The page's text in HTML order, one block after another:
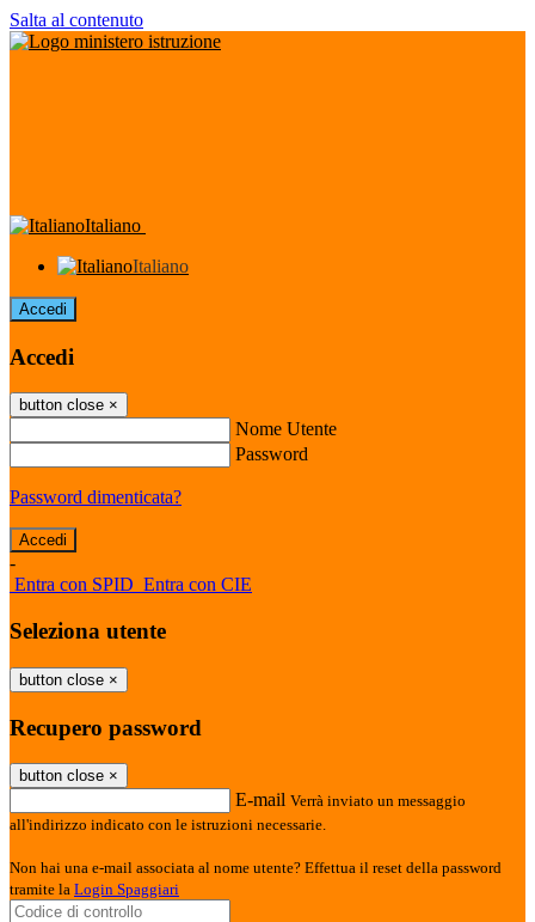
Salta al contenuto
Italiano
Italiano
Accedi
Accedi
button close ×
Nome Utente
Password
Password dimenticata?
-
Entra con SPID Entra con CIE
Seleziona utente
button close ×
Recupero password
button close ×
E-mail Verrà inviato un messaggio
all'indirizzo indicato con le istruzioni necessarie.
Non hai una e-mail associata al nome utente? Effettua il reset della password
tramite la Login Spaggiari